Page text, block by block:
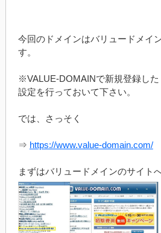
今回のドメインはバリュードメイ
す。
※VALUE-DOMAINで新規登録し
設定を行っておいて下さい。
では、さっそく
⇒ https://www.value-domain.com/
まずはバリュードメインのサイト